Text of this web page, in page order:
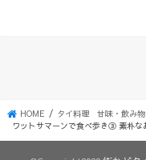
HOME
タイ料理 甘味・飲み物
ワットサマーンで食べ歩き③ 素朴な